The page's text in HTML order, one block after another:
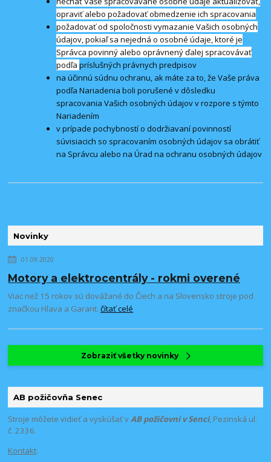
Novinky
01.09.2020
Motory a elektrocentrály - rokmi overené
Viac než 15 rokov sú dovážané do Čiech a na Slovensko stroje pod
značkou Hlava a Garant.čítať celé
Zobraziť všetky novinky
AB požičovňa Senec
Stroje môžete vidieť a vyskúšať vAB požičovni v Senci, Pezinská ul.
č. 2336.
Kontakt:
opraviť alebo požadovať obmedzenie ich spracovania
požadovať od spoločnosti vymazanie Vašich osobných
údajov, pokiaľ sa nejedná o osobné údaje, ktoré je
Správca povinný alebo oprávnený ďalej spracovávať
podľapríslušných právnych predpisov
na účinnú súdnu ochranu, ak máte za to, že Vaše práva
podľa Nariadenia boli porušené v dôsledku
spracovania Vašich osobných údajov v rozpore s týmto
Nariadením
v prípade pochybností o dodržiavaní povinností
súvisiacich so spracovaním osobných údajov sa obrátiť
na Správcu alebo na Úrad na ochranu osobných údajov